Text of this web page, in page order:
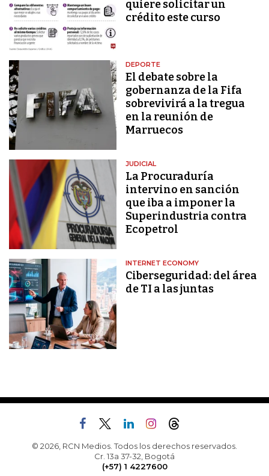
quiere solicitar un
crédito este curso
DEPORTE
El debate sobre la
gobernanza de la Fifa
sobrevivirá a la tregua
en la reunión de
Marruecos
JUDICIAL
La Procuraduría
intervino en sanción
que iba a imponer la
Superindustria contra
Ecopetrol
INTERNET ECONOMY
Ciberseguridad: del área
de TI a las juntas
© 2026, RCN Medios. Todos los derechos reservados.
Cr. 13a 37-32, Bogotá
(+57) 1 4227600